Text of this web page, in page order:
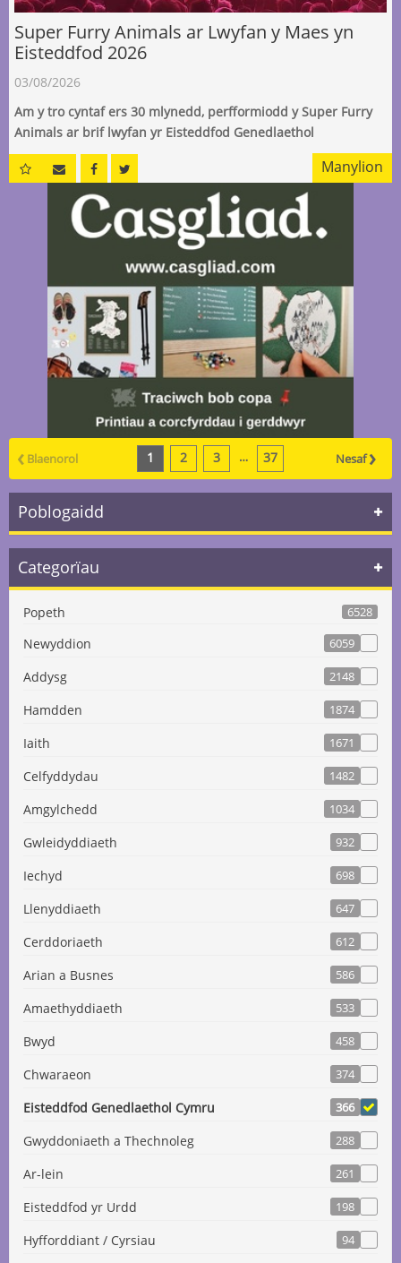
Super Furry Animals ar Lwyfan y Maes yn
Eisteddfod 2026
03/08/2026
Am y tro cyntaf ers 30 mlynedd, perfformiodd y Super Furry
Animals ar brif lwyfan yr Eisteddfod Genedlaethol
Manylion
‹ Blaenorol 1 2 3 … 37 Nesaf ›
Poblogaidd
Categorïau
Popeth 6528
Newyddion 6059
Addysg 2148
Hamdden 1874
Iaith 1671
Celfyddydau 1482
Amgylchedd 1034
Gwleidyddiaeth 932
Iechyd 698
Llenyddiaeth 647
Cerddoriaeth 612
Arian a Busnes 586
Amaethyddiaeth 533
Bwyd 458
Chwaraeon 374
Eisteddfod Genedlaethol Cymru 366
Gwyddoniaeth a Thechnoleg 288
Ar-lein 261
Eisteddfod yr Urdd 198
Hyfforddiant / Cyrsiau 94